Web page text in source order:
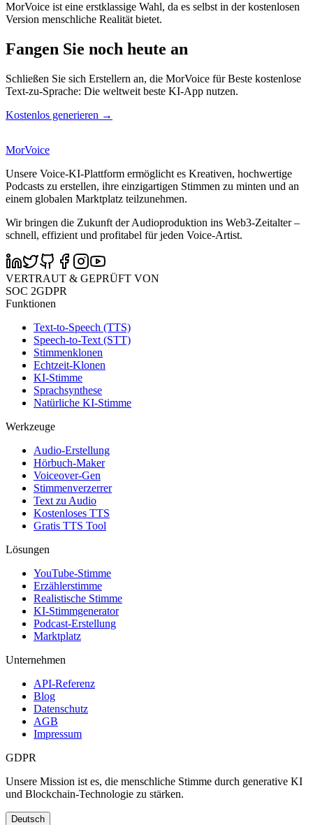
MorVoice ist eine erstklassige Wahl, da es selbst in der kostenlosen
Version menschliche Realität bietet.
Fangen Sie noch heute an
Schließen Sie sich Erstellern an, die MorVoice für Beste kostenlose
Text-zu-Sprache: Die weltweit beste KI-App nutzen.
Kostenlos generieren →
MorVoice
Unsere Voice-KI-Plattform ermöglicht es Kreativen, hochwertige
Podcasts zu erstellen, ihre einzigartigen Stimmen zu minten und an
einem globalen Marktplatz teilzunehmen.
Wir bringen die Zukunft der Audioproduktion ins Web3-Zeitalter –
schnell, effizient und profitabel für jeden Voice-Artist.
VERTRAUT & GEPRÜFT VON
SOC 2GDPR
Funktionen
Text-to-Speech (TTS)
Speech-to-Text (STT)
Stimmenklonen
Echtzeit-Klonen
KI-Stimme
Sprachsynthese
Natürliche KI-Stimme
Werkzeuge
Audio-Erstellung
Hörbuch-Maker
Voiceover-Gen
Stimmenverzerrer
Text zu Audio
Kostenloses TTS
Gratis TTS Tool
Lösungen
YouTube-Stimme
Erzählerstimme
Realistische Stimme
KI-Stimmgenerator
Podcast-Erstellung
Marktplatz
Unternehmen
API-Referenz
Blog
Datenschutz
AGB
Impressum
GDPR
Unsere Mission ist es, die menschliche Stimme durch generative KI
und Blockchain-Technologie zu stärken.
Deutsch